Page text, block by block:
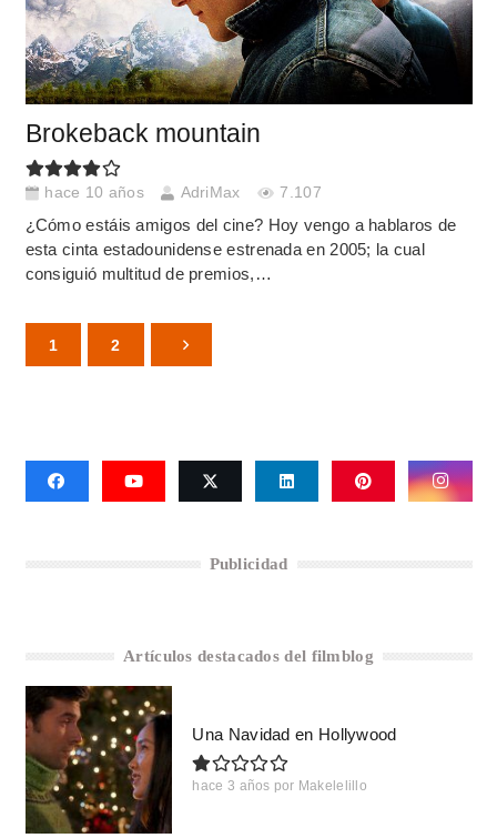
Brokeback mountain
hace 10 años AdriMax 7.107
¿Cómo estáis amigos del cine? Hoy vengo a hablaros de
esta cinta estadounidense estrenada en 2005; la cual
consiguió multitud de premios,…
1 2
Publicidad
Artículos destacados del filmblog
Una Navidad en Hollywood
hace 3 años por Makelelillo